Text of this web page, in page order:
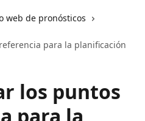
web de pronósticos
para la planificación
los puntos